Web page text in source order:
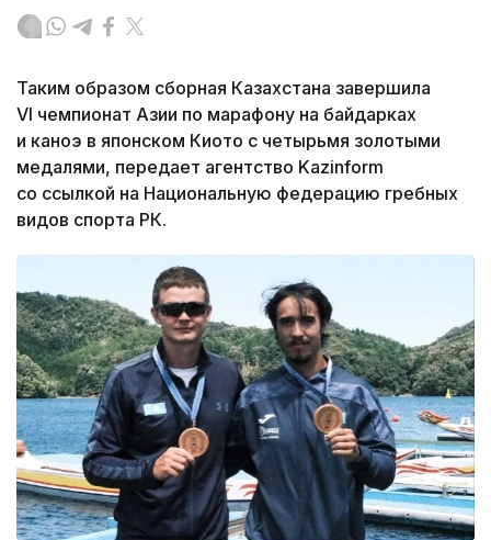
Таким образом сборная Казахстана завершила
VI чемпионат Азии по марафону на байдарках
и каноэ в японском Киото с четырьмя золотыми
медалями, передает агентство Kazinform
со ссылкой на Национальную федерацию гребных
видов спорта РК.